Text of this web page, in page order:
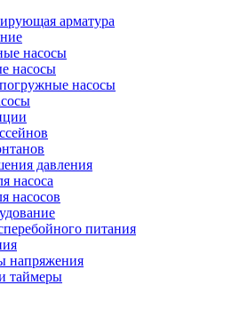
арматура
насосы
насосы
насосы
давления
насоса
насосов
питания
напряжения
таймеры